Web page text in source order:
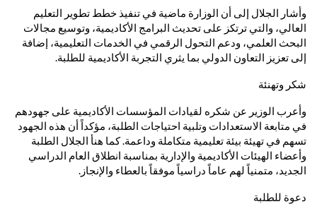
وأشار الجلال إلى أن الوزارة ماضية في تنفيذ خطط تطوير التعليم
العالي، والتي ترتكز على تحديث البرامج الأكاديمية، وتوسيع مجالات
البحث العلمي، ودعم التحول الرقمي في الخدمات التعليمية، إضافة
إلى تعزيز التعاون الدولي بما يثري التجربة الأكاديمية للطلبة.
شكر وتهنئة
وأعرب الوزير عن شكره لقيادات المؤسسات الأكاديمية على جهودهم
في متابعة الاستعدادات وتلبية احتياجات الطلبة، مؤكداً أن هذه الجهود
تسهم في تهيئة بيئة تعليمية متكاملة وداعمة. كما هنأ الجلال الطلبة
وأعضاء الهيئات الأكاديمية والإدارية بمناسبة انطلاق العام الدراسي
الجديد، متمنياً لهم عاماً دراسياً موفقاً بالعطاء والإنجاز.
دعوة للطلبة